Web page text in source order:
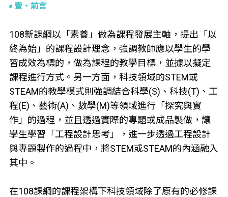
壹、前言
108新課綱以「素養」做為課程發展主軸，提出「以
終為始」的課程設計理念，強調教師應以學生的學
習成效為標的，做為課程的教學目標，並據以擬定
課程進行方式。另一方面，科技領域的STEM或
STEAM的教學模式則強調結合科學(S)、科技(T)、工
程(E)、藝術(A)、數學(M)等領域進行「探究與實
作」的過程，並且透過實際的專題或成品製做，讓
學生學習「工程設計思考」，進一步透過工程設計
與專題製作的過程中，將STEM或STEAM的內涵融入
其中。
在108課綱的課程架構下科技領域除了原有的必修課